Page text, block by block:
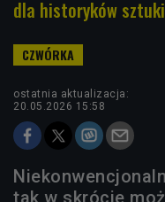
dla historyków
ostatnia aktualizacja:
20.05.2026 15:58
tak w skrócie